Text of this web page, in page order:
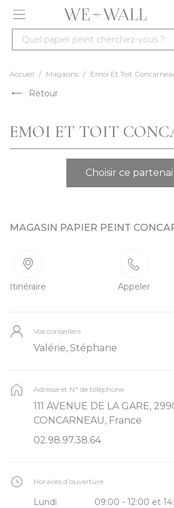
Allez au contenu
Quel papier peint cherchez-vous ?
Accueil / Magasins / Emoi Et Toit
Retour
EMOI ET TOIT
Choisir ce
MAGASIN PAPIER PEINT
Itinéraire Appeler
Vos conseillers
Valérie, Stéphane
Adresse et N° de téléphone
111 AVENUE DE LA GARE,
CONCARNEAU, France
02.98.97.38.64
Horaires d’ouverture
Lundi
09:00 - 12:00 et